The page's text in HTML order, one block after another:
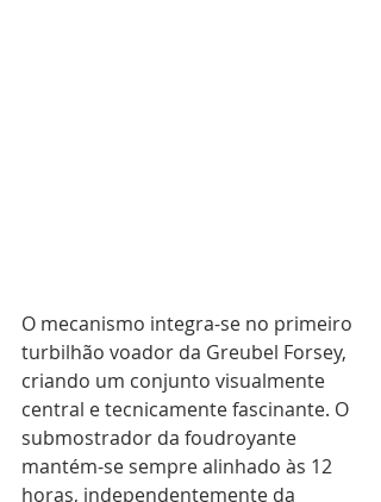
O mecanismo integra-se no primeiro
turbilhão voador da Greubel Forsey,
criando um conjunto visualmente
central e tecnicamente fascinante. O
submostrador da foudroyante
mantém-se sempre alinhado às 12
horas, independentemente da